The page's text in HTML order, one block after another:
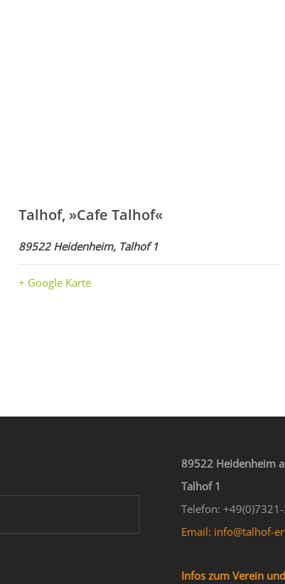
Talhof, »Cafe Talhof«
89522 Heidenheim, Talhof 1
+ Google Karte
89522 Heidenheim
Talhof 1
Telefon:
Email: info@talhof-
Infos zum Verein und